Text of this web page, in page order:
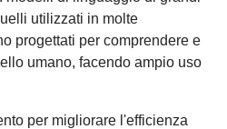
utilizzati in molte
progettati per comprendere e
umano, facendo ampio uso
per migliorare l'efficienza